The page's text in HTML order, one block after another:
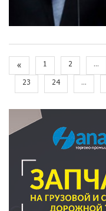
« 1 2 ...
23
24 ...